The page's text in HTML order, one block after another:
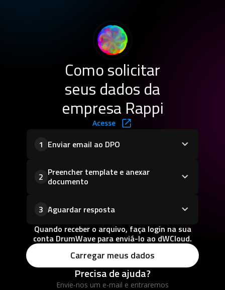
Como solicitar
seus dados da
empresa Rappi
Acesse
1 Enviar email ao DPO
2 Preencher template e anexar
documento
3 Aguardar resposta
Quando receber o arquivo, faça login na sua
conta DrumWave para enviá-lo ao dWCloud.
Carregar meus dados
Precisa de ajuda?
Envie-nos um e-mail e entraremos